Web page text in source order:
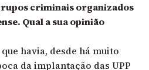
criminais organizados
Qual a sua opinião
havia, desde há muito
da implantação das UPP